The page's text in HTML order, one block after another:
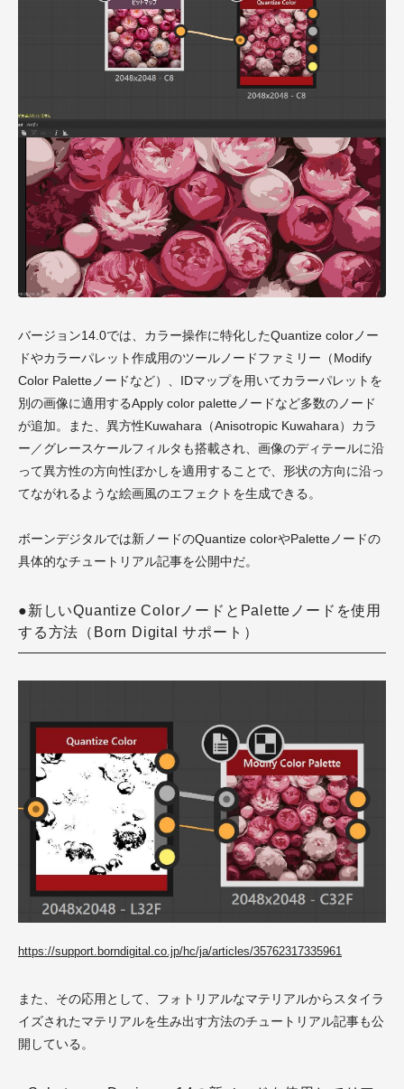
バージョン14.0では、カラー操作に特化したQuantize colorノー
ドやカラーパレット作成用のツールノードファミリー（Modify
Color Paletteノードなど）、IDマップを用いてカラーパレットを
別の画像に適用するApply color paletteノードなど多数のノード
が追加。また、異方性Kuwahara（Anisotropic Kuwahara）カラ
ー／グレースケールフィルタも搭載され、画像のディテールに沿
って異方性の方向性ぼかしを適用することで、形状の方向に沿っ
てながれるような絵画風のエフェクトを生成できる。
ボーンデジタルでは新ノードのQuantize colorやPaletteノードの
具体的なチュートリアル記事を公開中だ。
●新しいQuantize ColorノードとPaletteノードを使用
する方法（Born Digital サポート）
https://support.borndigital.co.jp/hc/ja/articles/35762317335961
また、その応用として、フォトリアルなマテリアルからスタイラ
イズされたマテリアルを生み出す方法のチュートリアル記事も公
開している。